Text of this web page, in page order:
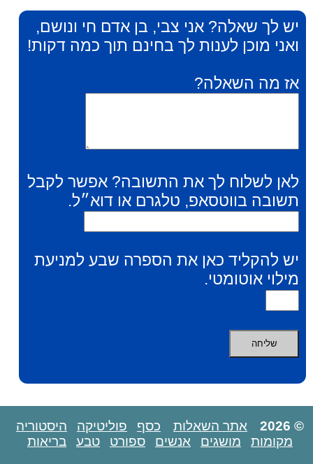
יש לך שאלה? אני צבי, בן אדם חי ונושם,
ואני מוכן לענות לך בחינם תוך כמה דקות!
אז מה השאלה?
לאן לשלוח לך את התשובה? אפשר לקבל
תשובה בווטסאפ, טלגרם או דוא״ל.
יש להקליד כאן את הספרה שבע למניעת
מילוי אוטומטי.
© 2026 אתר השאלות כסף פוליטיקה
היסטוריה
מקומות
מושגים אנשים ספורט טבע בריאות